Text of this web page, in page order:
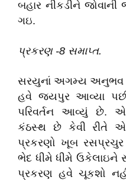
બહાર નીકડીને
ગઇ.
પ્રકરણ -8 સમાપ્ત.
સરયુનાં અગમ્ય અનુભવ
હવે જયપુર આવ્યા
પરિવર્તન આવ્યું છે.
કંઠસ્થ છે કેવી રીતે
પ્રકરણો ખૂબ
ભેદ ધીમે ધીમે
પ્રકરણ હવે ચૂકશો